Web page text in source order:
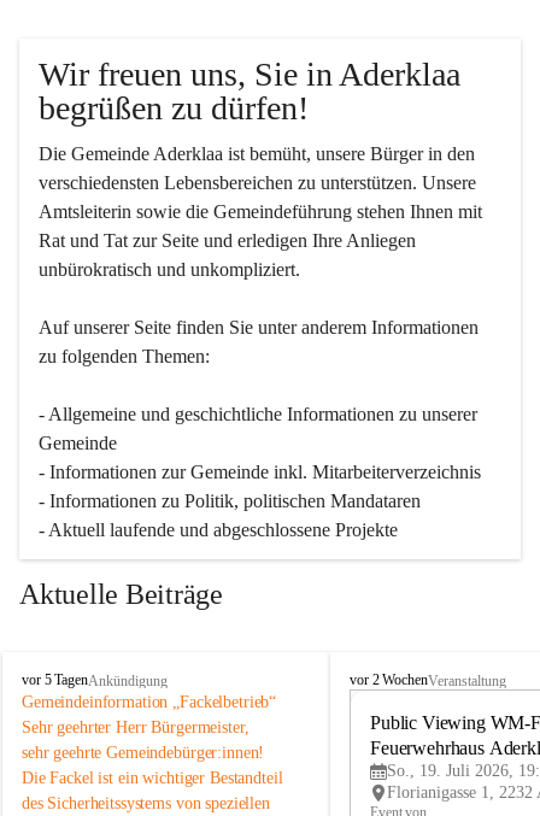
Wir freuen uns, Sie in Aderklaa
begrüßen zu dürfen!
Die Gemeinde Aderklaa ist bemüht, unsere Bürger in den
verschiedensten Lebensbereichen zu unterstützen. Unsere
Amtsleiterin sowie die Gemeindeführung stehen Ihnen mit
Rat und Tat zur Seite und erledigen Ihre Anliegen
unbürokratisch und unkompliziert.
Auf unserer Seite finden Sie un­ter an­de­rem Informationen
zu folgenden Themen:
- Allgemeine und geschichtliche Informationen zu unserer
Gemeinde
- Informationen zur Gemeinde inkl. Mitarbeiterverzeichnis
- Informationen zu Politik, politischen Mandataren
- Aktuell laufende und abgeschlossene Projekte
Aktuelle Beiträge
A
d
e
r
k
l
a
vor 5 TagenAnkündigung
Gemeindeinformation „Fackelbetrieb“
Sehr geehrter Herr Bürgermeister,
sehr geehrte Gemeindebürger:innen!
Die Fackel ist ein wichtiger Bestandteil
des Sicherheitssystems von speziellen
A
vor 2 WochenVeranstaltung
Public Viewing WM-
Feuerwehrhaus
So., 19. Juli 2026,
Event von